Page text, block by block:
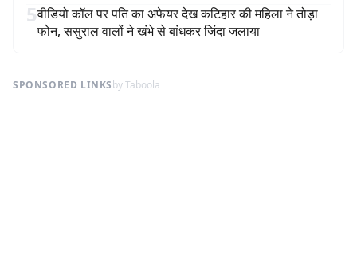
5वीडियो कॉल पर पति का अफेयर देख कटिहार की महिला ने तोड़ा
फोन, ससुराल वालों ने खंभे से बांधकर जिंदा जलाया
SPONSORED LINKSby Taboola